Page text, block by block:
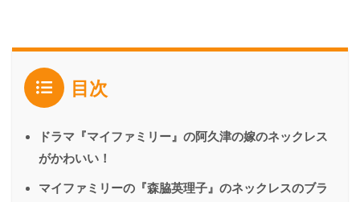
目次
ドラマ『マイファミリー』の阿久津の嫁のネックレス
がかわいい！
マイファミリーの『森脇英理子』のネックレスのブラ